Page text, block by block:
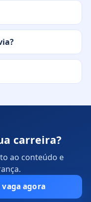
carreira?
ao conteúdo e
agora